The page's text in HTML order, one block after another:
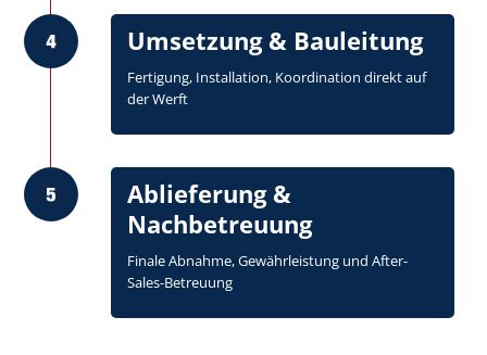
Umsetzung & Bauleitung
Fertigung, Installation, Koordination direkt auf
der Werft
Ablieferung &
Nachbetreuung
Finale Abnahme, Gewährleistung und After-
Sales-Betreuung